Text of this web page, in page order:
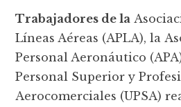
Trabajadores de la
Líneas Aéreas (APLA), la
Personal Aeronáutico
Personal Superior y
Aerocomerciales (UPSA)